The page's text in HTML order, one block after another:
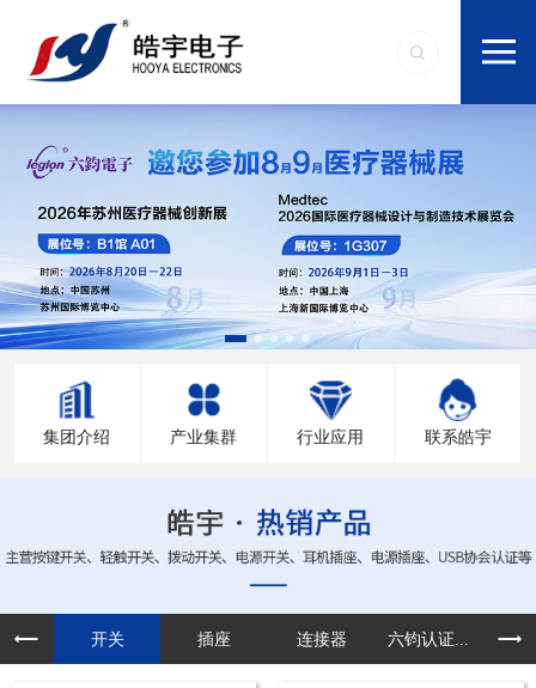
集团介绍 产业集群 行业应用 联系皓宇
开关 插座 连接器 六钧认证... 定